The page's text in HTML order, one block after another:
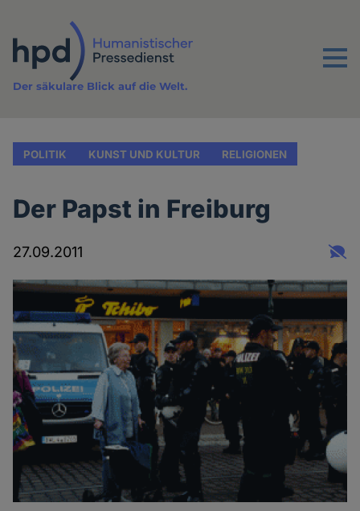
Inhalt
Menu
Der säkulare Blick auf die Welt.
POLITIK KUNST UND KULTUR RELIGIONEN
Der Papst in Freiburg
27.09.2011